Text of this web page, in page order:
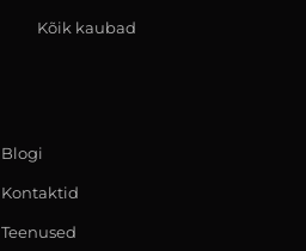
Kõik kaubad
Blogi
Kontaktid
Teenused